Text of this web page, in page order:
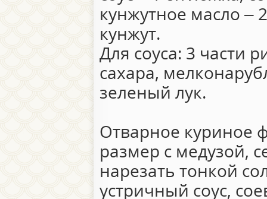
кунжутное масло –
кунжут.
Для соуса: 3 части
сахара,
зеленый лук.
Отварное куриное
размер с медузой,
нарезать тонкой
устричный соус,